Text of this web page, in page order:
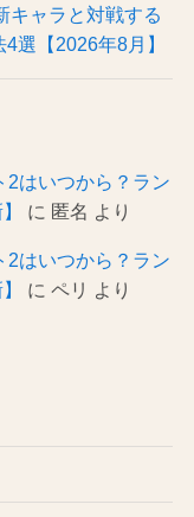
キャラと対戦する
選【2026年8月】
2はいつから？ラン
に 匿名 より
2はいつから？ラン
に ペリ より